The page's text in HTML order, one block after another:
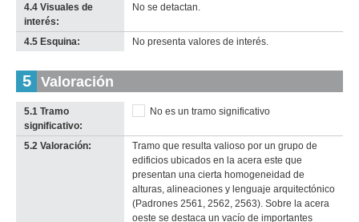
4.4 Visuales de
interés:
No se detactan.
4.5 Esquina: No presenta valores de interés.
5 Valoración
5.1 Tramo
significativo:
No es un tramo significativo
5.2 Valoración:
Tramo que resulta valioso por un grupo de
edificios ubicados en la acera este que
presentan una cierta homogeneidad de
alturas, alineaciones y lenguaje arquitectónico
(Padrones 2561, 2562, 2563). Sobre la acera
oeste se destaca un vacío de importantes